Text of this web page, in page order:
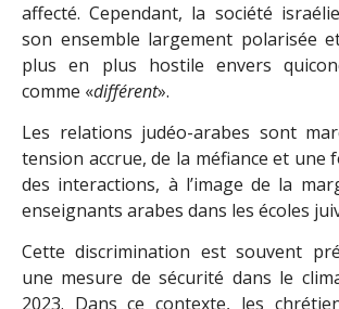
affecté. Cependant, la société
son ensemble largement polarisée
plus en plus hostile envers
comme «différent».
Les relations judéo-arabes sont
tension accrue, de la méfiance et une
des interactions, à l’image de la
enseignants arabes dans les écoles
Cette discrimination est souvent
une mesure de sécurité dans le
2023. Dans ce contexte, les